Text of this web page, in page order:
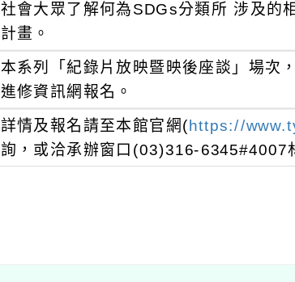
社會大眾了解何為SDGs分類所 涉及的
計畫。
本系列「紀錄片放映暨映後座談」場次
進修資訊網報名。
詳情及報名請至本館官網(https://
詢，或洽承辦窗口(03)316-6345#4007